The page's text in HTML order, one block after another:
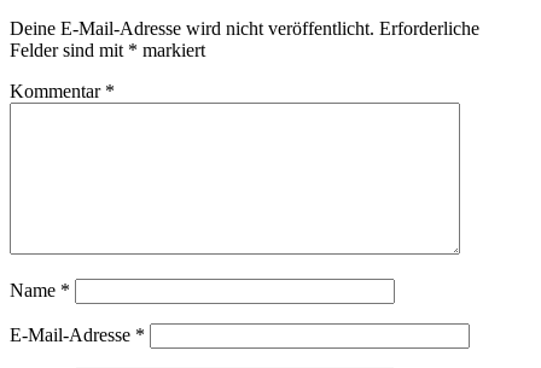
Deine E-Mail-Adresse wird nicht veröffentlicht. Erforderliche
Felder sind mit * markiert
Kommentar *
Name *
E-Mail-Adresse *